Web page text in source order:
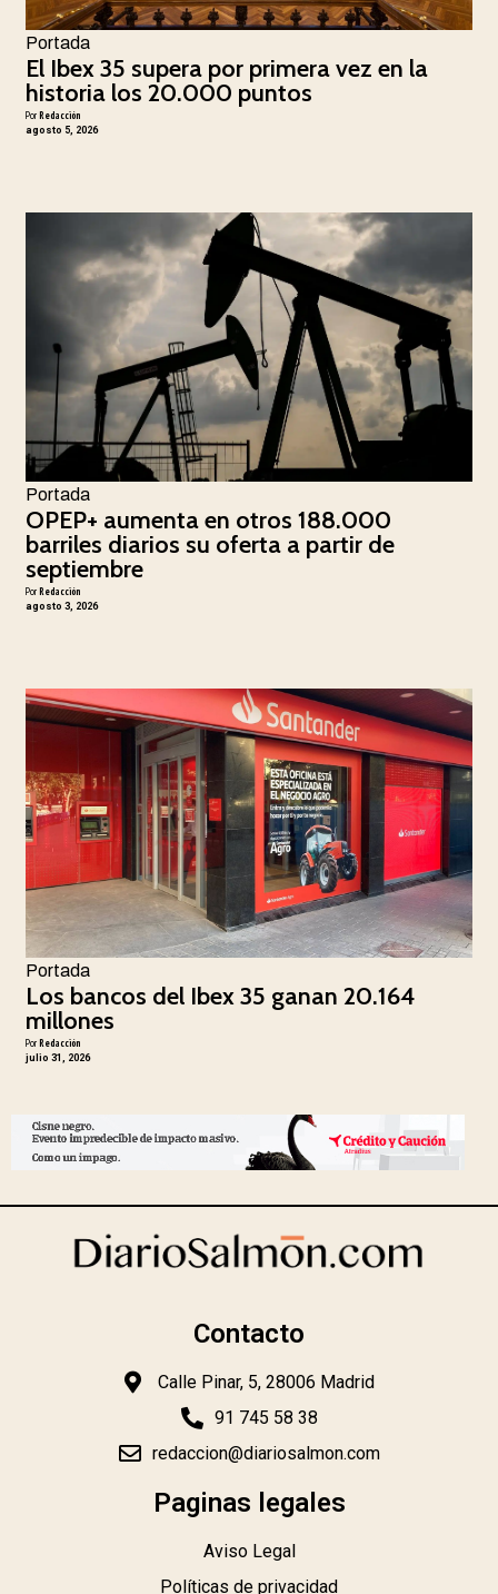
Portada
El Ibex 35 supera por primera vez en la
historia los 20.000 puntos
PorRedacción
agosto 5, 2026
Portada
OPEP+ aumenta en otros 188.000
barriles diarios su oferta a partir de
septiembre
PorRedacción
agosto 3, 2026
Portada
Los bancos del Ibex 35 ganan 20.164
millones
PorRedacción
julio 31, 2026
Contacto
Calle Pinar, 5, 28006 Madrid
91 745 58 38
redaccion@diariosalmon.com
Paginas legales
Aviso Legal
Políticas de privacidad